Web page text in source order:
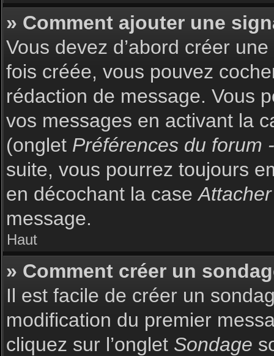
» Comment ajouter une
Vous devez d’abord créer
fois créée, vous pouvez
rédaction de message. Vous
vos messages en activant la
(onglet Préférences du forum
suite, vous pourrez toujours
en décochant la case
message.
Haut
» Comment créer un
Il est facile de créer un
modification du premier
cliquez sur l’onglet Sondage